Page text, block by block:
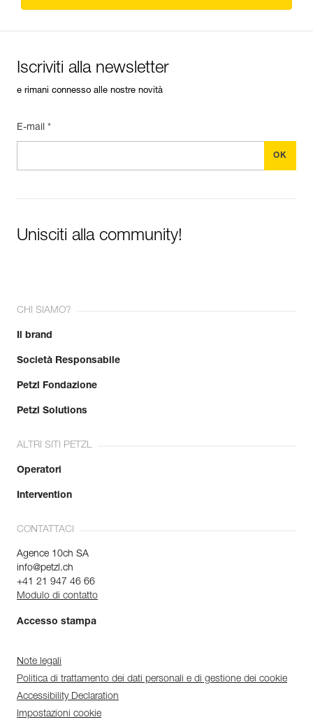
Iscriviti alla newsletter
e rimani connesso alle nostre novità
E-mail *
Unisciti alla community!
CHI SIAMO?
Il brand
Società Responsabile
Petzl Fondazione
Petzl Solutions
ALTRI SITI PETZL
Operatori
Intervention
CONTATTACI
Agence 10ch SA
info@petzl.ch
+41 21 947 46 66
Modulo di contatto
Accesso stampa
Note legali
Politica di trattamento dei dati personali e di gestione dei cookie
Accessibility Declaration
Impostazioni cookie